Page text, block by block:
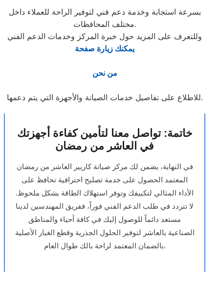
بسرعة استجابة وخدمة دعم فني لتوفير الراحة للعملاء داخل
مختلف المحافظات.
وللتعرف على المزيد حول خبرة المركز وخدمات الدعم الفني
يمكنك زيارة صفحة
من نحن
للاطلاع على تفاصيل خدمات الصيانة والأجهزة التي يتم دعمها.
خاتمة: تواصل معنا لتأمين كفاءة أجهزتك
في العاشر من رمضان
في النهاية، يضمن لك مركز صيانة كاريير العاشر من رمضان
المعتمد الحصول على خدمة تصليح احترافية تحافظ على
الأداء المثالي لتكييفك وتوفر استهلاك الطاقة بشكل ملحوظ.
لا تتردد في طلب الدعم الفني فوراً، ففريق المهندسين لدينا
مستعد دائماً للوصول إليك في كافة أحياء والمناطق
الصناعية بالعاشر لتوفير الحلول الجذرية وقطع الغيار الأصلية
بالضمان المعتمد لراحة بالك طوال العام.